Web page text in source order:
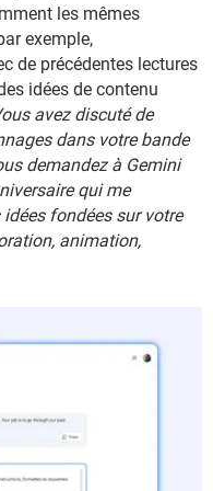
les mêmes
exemple,
de précédentes lectures
idées de contenu
avez discuté de
dans votre bande
demandez à Gemini
qui me
fondées sur votre
animation,